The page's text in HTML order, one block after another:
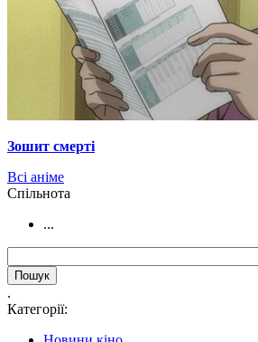
Зошит смерті
Всі аніме
Cпільнота
...
.
Категорії: